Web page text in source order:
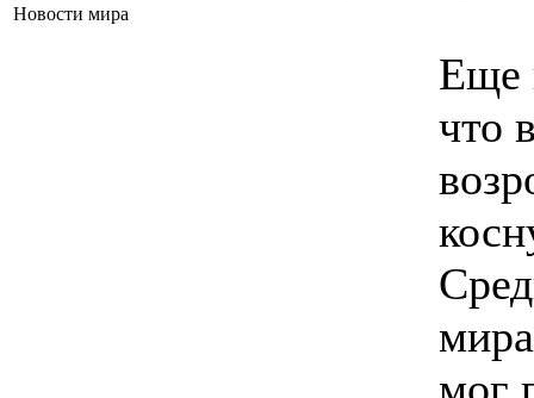
Новости мира
Еще
что